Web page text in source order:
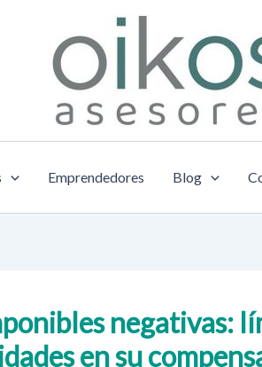
Emprendedores Blog
negativas:
en su